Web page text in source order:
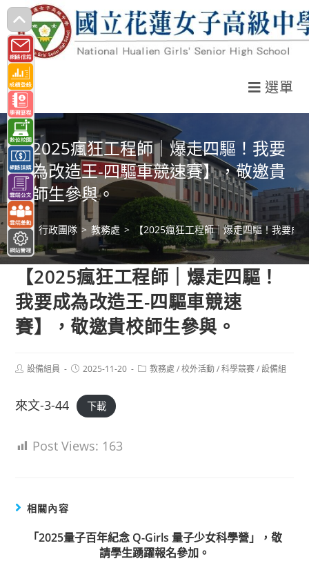
跳
轉
至
主
要
內
容
選單
【2025瘋狂工程師｜爆走四驅！我要
成為改造王-四驅車競速賽】，敬邀貴
校師生參與。
> 行政團隊 > 教務處 > 【2025瘋狂工程師｜爆走四驅！我要成
【2025瘋狂工程師｜爆走四驅！
我要成為改造王-四驅車競速
賽】，敬邀貴校師生參與。
Post設備組員
Post2025-11-20
Post教務處 / 校外活動 / 科學競賽 / 設備組
來文-3-44 下載
Post Views: 163
相關內容
「2025量子百年紀念 Q-Girls 量子少女科學營」，敬
請學生踴躍報名參加。